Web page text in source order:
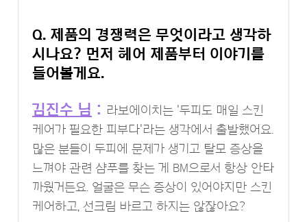
Q. 제품의 경쟁력은 무엇이라고 생각하
시나요? 먼저 헤어 제품부터 이야기를
들어볼게요.
김진수 님 :
라보에이치는 '두피도 매일 스킨
케어가 필요한 피부다'라는 생각에서 출발했어요.
많은 분들이 두피에 문제가 생기고 탈모 증상을
느껴야 관련 샴푸를 찾는 게 BM으로서 항상 안타
까웠거든요. 얼굴은 무슨 증상이 있어야지만 스킨
케어하고, 선크림 바르고 하지는 않잖아요?